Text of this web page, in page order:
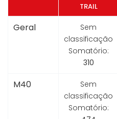
TRAIL
Geral
Sem
classificação
Somatório:
310
M40
Sem
classificação
Somatório: